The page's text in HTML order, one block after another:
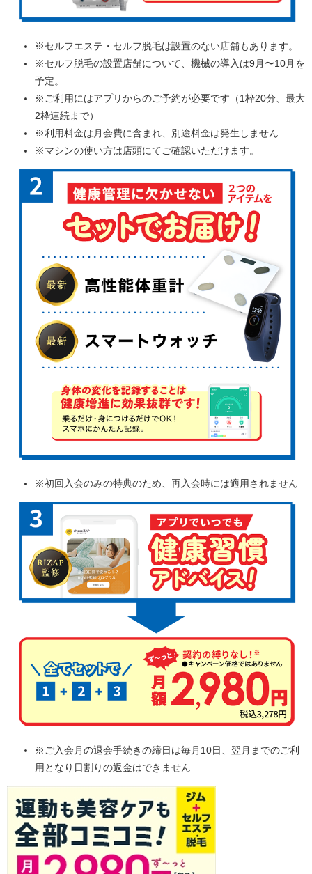
※セルフエステ・セルフ脱毛は設置のない店舗もあります。
※セルフ脱毛の設置店舗について、機械の導入は9月〜10月を
予定。
※ご利用にはアプリからのご予約が必要です（1枠20分、最大
2枠連続まで）
※利用料金は月会費に含まれ、別途料金は発生しません
※マシンの使い方は店頭にてご確認いただけます。
※初回入会のみの特典のため、再入会時には適用されません
※ご入会月の退会手続きの締日は毎月10日、翌月までのご利
用となり日割りの返金はできません